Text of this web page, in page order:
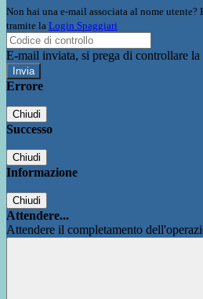
Non hai una e-mail associata al nome utente?
tramite la Login Spaggiari
E-mail inviata, si prega di controllare la
Errore
Chiudi
Successo
Chiudi
Informazione
Chiudi
Attendere...
Attendere il completamento